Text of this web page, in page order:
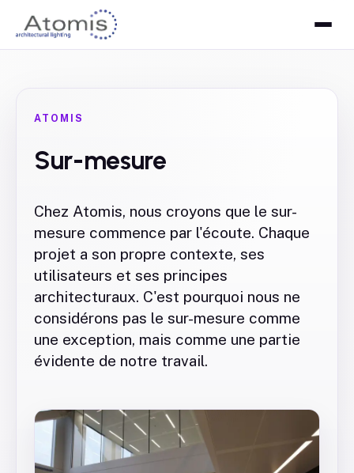
ATOMIS
Sur-mesure
Chez Atomis, nous croyons que le sur-
mesure commence par l'écoute. Chaque
projet a son propre contexte, ses
utilisateurs et ses principes
architecturaux. C'est pourquoi nous ne
considérons pas le sur-mesure comme
une exception, mais comme une partie
évidente de notre travail.